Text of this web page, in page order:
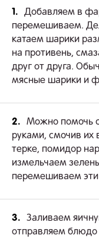
1.
Добавляем в
перемешиваем.
катаем шарики
на противень,
друг от друга.
мясные шарики и
2.
Можно помочь
руками, смочив их
терке, помидор
измельчаем
перемешиваем эти
3.
Заливаем
отправляем блюдо